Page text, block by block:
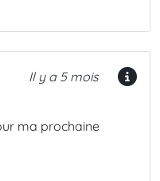
Il y a 5 mois
ma prochaine